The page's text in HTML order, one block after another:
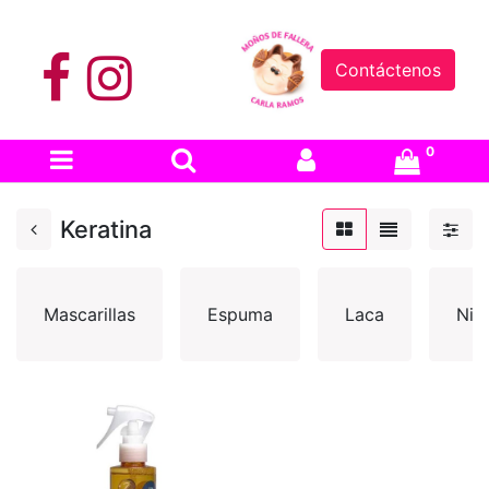
Contáctenos
0
Keratina
Mascarillas Espuma Laca